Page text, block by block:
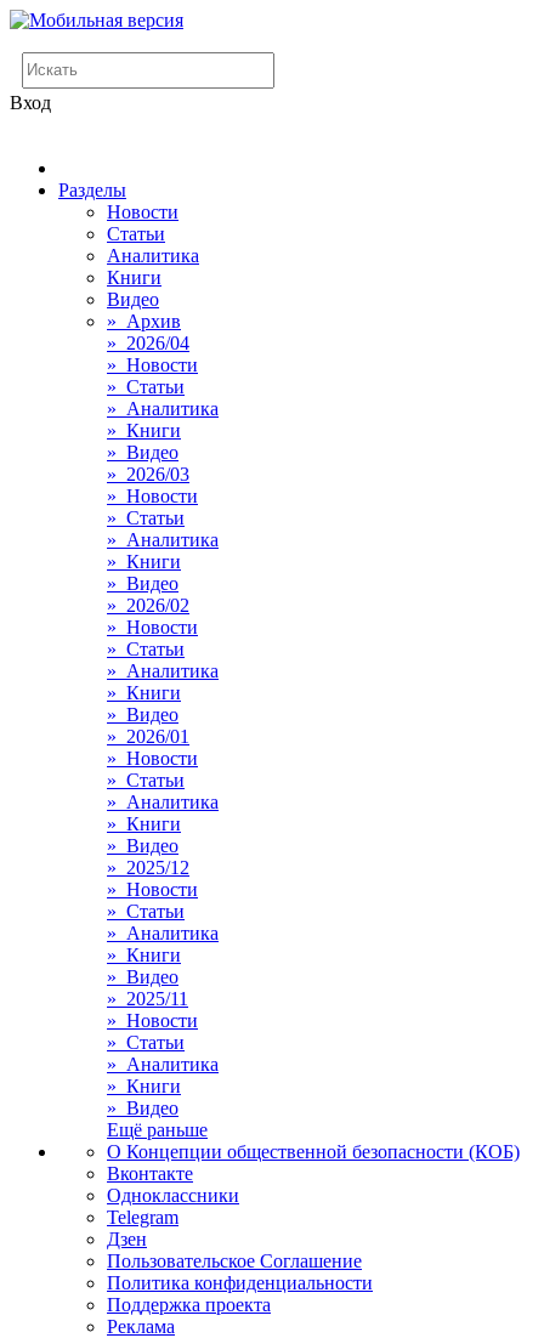
Вход
Разделы
Новости
Статьи
Аналитика
Книги
Видео
» Архив
» 2026/04
» Новости
» Статьи
» Аналитика
» Книги
» Видео
» 2026/03
» Новости
» Статьи
» Аналитика
» Книги
» Видео
» 2026/02
» Новости
» Статьи
» Аналитика
» Книги
» Видео
» 2026/01
» Новости
» Статьи
» Аналитика
» Книги
» Видео
» 2025/12
» Новости
» Статьи
» Аналитика
» Книги
» Видео
» 2025/11
» Новости
» Статьи
» Аналитика
» Книги
» Видео
Ещё раньше
О Концепции общественной безопасности (КОБ)
Вконтакте
Одноклассники
Telegram
Дзен
Пользовательское Соглашение
Политика конфиденциальности
Поддержка проекта
Реклама